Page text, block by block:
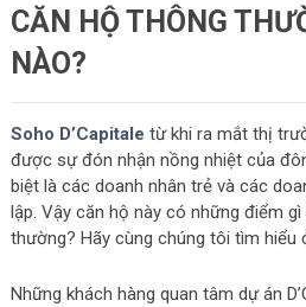
CĂN HỘ THÔNG
NÀO?
Soho D’Capitale từ khi ra mắt thị
được sự đón nhận nồng nhiệt của
biệt là các doanh nhân trẻ và các
lập. Vậy căn hộ này có những điểm
thường? Hãy cùng chúng tôi tìm hiểu
Những khách hàng quan tâm dự án